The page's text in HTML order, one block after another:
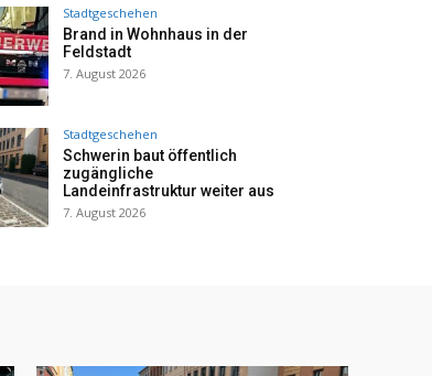
Stadtgeschehen
Brand in Wohnhaus in der
Feldstadt
7. August 2026
Stadtgeschehen
Schwerin baut öffentlich
zugängliche
Landeinfrastruktur weiter aus
7. August 2026